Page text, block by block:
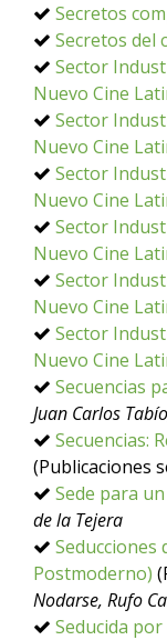
Secretos
Secretos del
Sector
Nuevo Cine
Sector
Nuevo Cine
Sector
Nuevo Cine
Sector
Nuevo Cine
Sector
Nuevo Cine
Sector
Nuevo Cine
Secuencias
Juan Carlos
Secuencias:
(Publicaciones
Sede para
de la Tejera
Seducciones
Postmoderno)
Nodarse, Rufo
Seducida